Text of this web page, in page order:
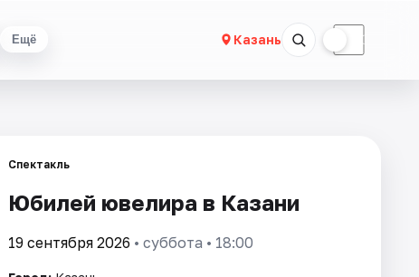
Ещё Казань ☾
Спектакль
Юбилей ювелира в Казани
19 сентября 2026 • суббота • 18:00